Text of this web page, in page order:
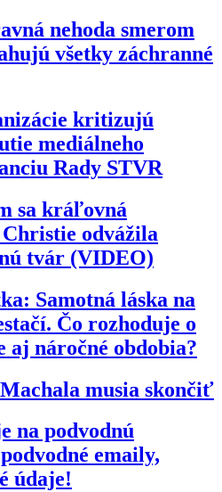
nehoda smerom
všetky záchranné
kritizujú
mediálneho
Rady STVR
sa kráľovná
odvážila
tvár (VIDEO)
Samotná láska na
Čo rozhoduje o
aj náročné obdobia?
musia skončiť
na podvodnú
emaily,
údaje!